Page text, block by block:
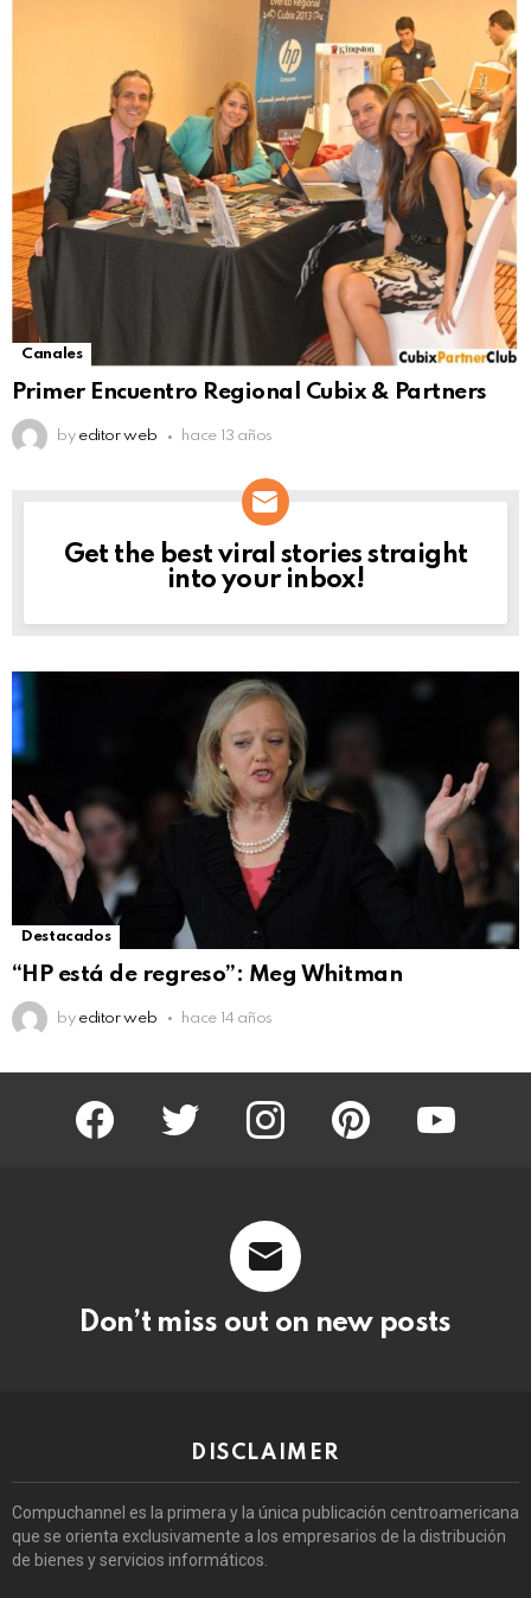
Canales
Primer Encuentro Regional Cubix & Partners
by editor web hace 13 años
NEWSLETTER
Get the best viral stories straight
into your inbox!
Destacados
“HP está de regreso”: Meg Whitman
by editor web hace 14 años
facebook twitter instagram pinterest
Don’t miss out on new posts
DISCLAIMER
Compuchannel es la primera y la única publicación centroamericana
que se orienta exclusivamente a los empresarios de la distribución
de bienes y servicios informáticos.